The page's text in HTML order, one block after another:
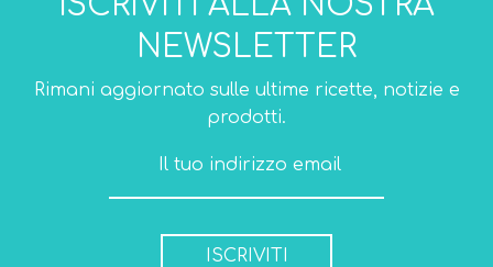
NEWSLETTER
Rimani aggiornato sulle ultime ricette, notizie e
prodotti.
ISCRIVITI